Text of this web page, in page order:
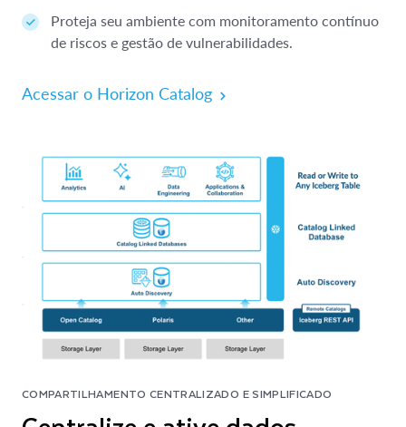
Proteja seu ambiente com monitoramento contínuo
de riscos e gestão de vulnerabilidades.
Acessar o Horizon Catalog
COMPARTILHAMENTO CENTRALIZADO E SIMPLIFICADO